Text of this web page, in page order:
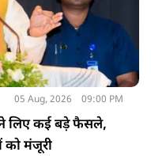
05 Aug, 2026 09:00 PM
ने लिए कई बड़े फैसले,
को मंजूरी